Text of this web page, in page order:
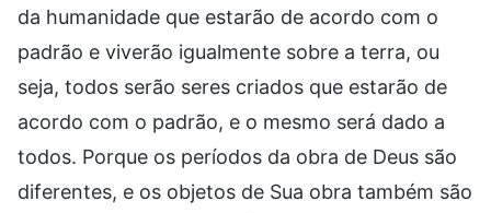
da humanidade que estarão de acordo com o
padrão e viverão igualmente sobre a terra, ou
seja, todos serão seres criados que estarão de
acordo com o padrão, e o mesmo será dado a
todos. Porque os períodos da obra de Deus são
diferentes, e os objetos de Sua obra também são